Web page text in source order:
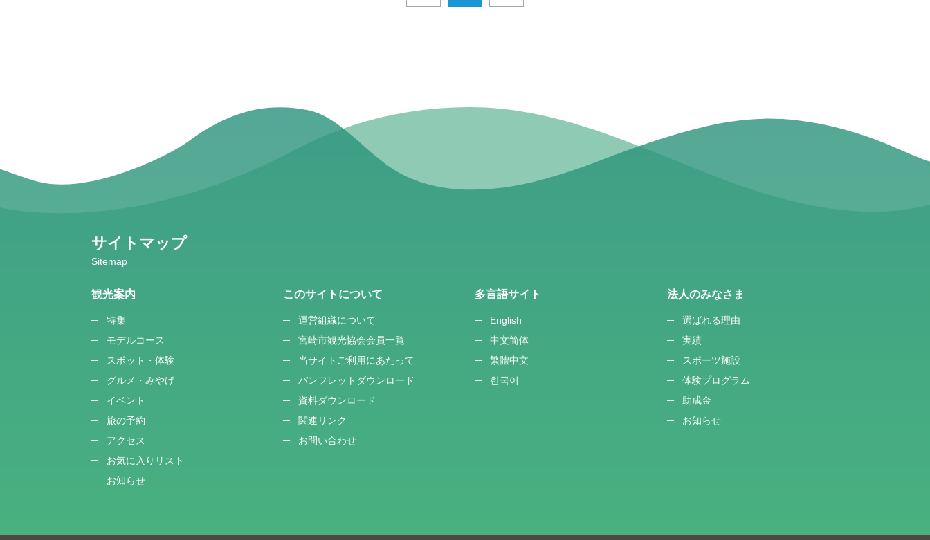
サイトマップ
観光案内
特集
モデルコース
スポット・体験
グルメ・みやげ
イベント
旅の予約
アクセス
お気に入りリスト
お知らせ
このサイトについて
運営組織について
宮崎市観光協会会員一覧
当サイトご利用にあたって
パンフレットダウンロード
資料ダウンロード
関連リンク
お問い合わせ
多言語サイト
English
中文简体
繁體中文
한국어
法人のみなさま
選ばれる理由
実績
スポーツ施設
体験プログラム
助成金
お知らせ